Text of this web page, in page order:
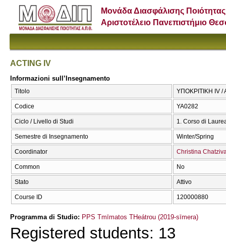
Μονάδα Διασφάλισης Ποιότητας
Αριστοτέλειο Πανεπιστήμιο
ACTING IV
Informazioni sull’Insegnamento
Titolo ΥΠΟΚΡΙΤΙΚΗ IV /
Codice ΥΑ0282
Ciclo / Livello di Studi 1. Corso di
Semestre di Insegnamento Winter/Spring
Coordinator Christina
Common No
Stato Attivo
Course ID 120000880
Programma di Studio: PPS Tmīmatos THeátrou (2019-sīmera)
Registered students: 13